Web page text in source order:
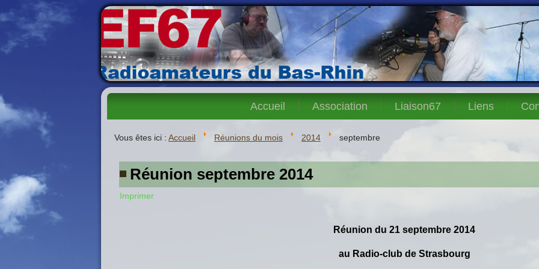
Accueil Association Liaison67 Liens
Vous êtes ici : Accueil Réunions du mois 2014 septembre
Réunion septembre 2014
Imprimer
Réunion du 21 septembre 2014
au Radio-club de Strasbourg